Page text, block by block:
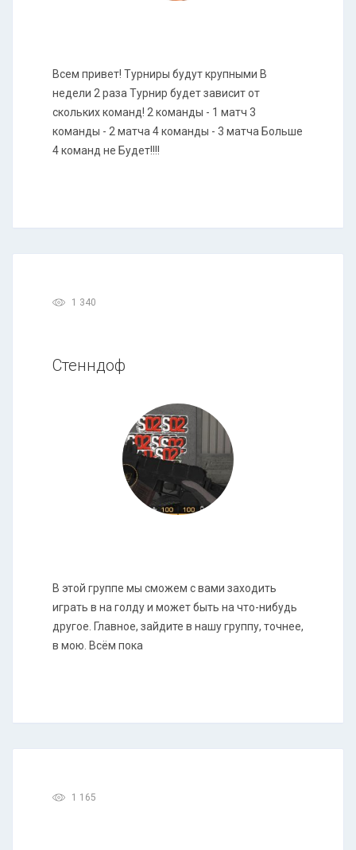
Всем привет! Турниры будут крупными В
недели 2 раза Турнир будет зависит от
скольких команд! 2 команды - 1 матч 3
команды - 2 матча 4 команды - 3 матча Больше
4 команд не Будет!!!!
1 340
Стенндоф
В этой группе мы сможем с вами заходить
играть в на голду и может быть на что-нибудь
другое. Главное, зайдите в нашу группу, точнее,
в мою. Всём пока
1 165